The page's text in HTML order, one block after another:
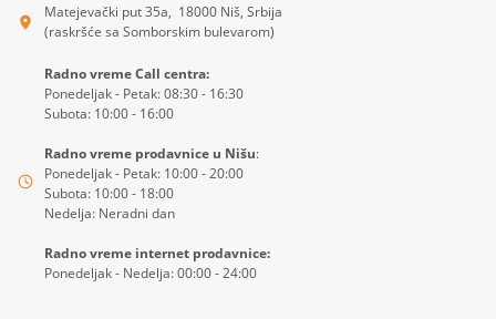
Matejevački put 35a, 18000 Niš, Srbija
(raskršće sa Somborskim bulevarom)
Radno vreme Call centra:
Ponedeljak - Petak: 08:30 - 16:30
Subota: 10:00 - 16:00
Radno vreme prodavnice u Nišu:
Ponedeljak - Petak: 10:00 - 20:00
Subota: 10:00 - 18:00
Nedelja: Neradni dan
Radno vreme internet prodavnice:
Ponedeljak - Nedelja: 00:00 - 24:00